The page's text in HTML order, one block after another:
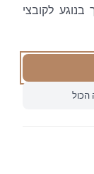
לקובצי
הכול